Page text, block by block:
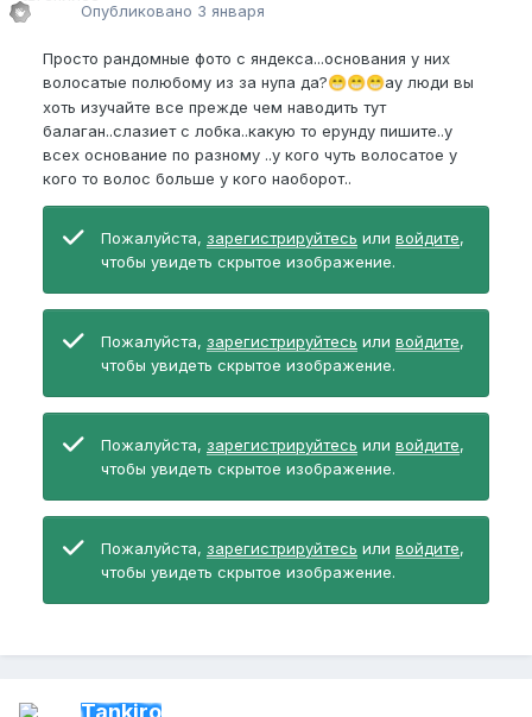
Опубликовано 3 января
Просто рандомные фото с яндекса...основания у них
волосатые полюбому из за нупа да?😁😁😁ау люди вы
хоть изучайте все прежде чем наводить тут
балаган..слазиет с лобка..какую то ерунду пишите..у
всех основание по разному ..у кого чуть волосатое у
кого то волос больше у кого наоборот..
Пожалуйста, зарегистрируйтесь или войдите,
чтобы увидеть скрытое изображение.
Пожалуйста, зарегистрируйтесь или войдите,
чтобы увидеть скрытое изображение.
Пожалуйста, зарегистрируйтесь или войдите,
чтобы увидеть скрытое изображение.
Пожалуйста, зарегистрируйтесь или войдите,
чтобы увидеть скрытое изображение.
Tankiro